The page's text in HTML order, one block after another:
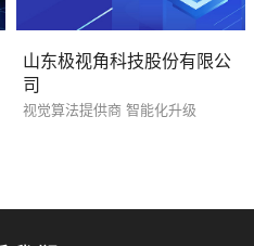
山东极视角科技股份有限公
司
视觉算法提供商 智能化升级